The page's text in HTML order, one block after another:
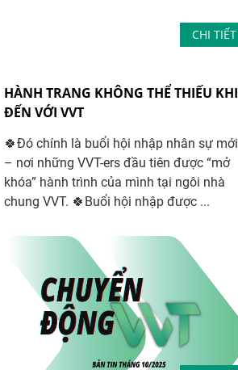
CHI TIẾT
HÀNH TRANG KHÔNG THỂ THIẾU KHI
ĐẾN VỚI VVT
🍀Đó chính là buổi hội nhập nhân sự mới
– nơi những VVT-ers đầu tiên được “mở
khóa” hành trình của mình tại ngôi nhà
chung VVT. 🍀Buổi hội nhập được ...